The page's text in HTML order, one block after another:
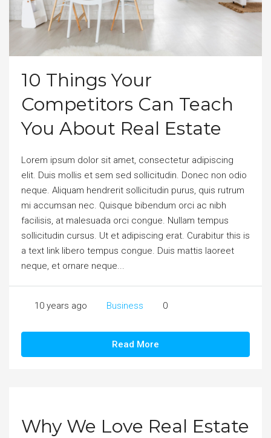
10 Things Your
Competitors Can Teach
You About Real Estate
Lorem ipsum dolor sit amet, consectetur adipiscing
elit. Duis mollis et sem sed sollicitudin. Donec non odio
neque. Aliquam hendrerit sollicitudin purus, quis rutrum
mi accumsan nec. Quisque bibendum orci ac nibh
facilisis, at malesuada orci congue. Nullam tempus
sollicitudin cursus. Ut et adipiscing erat. Curabitur this is
a text link libero tempus congue. Duis mattis laoreet
neque, et ornare neque...
10 years ago Business 0
Read More
Why We Love Real Estate